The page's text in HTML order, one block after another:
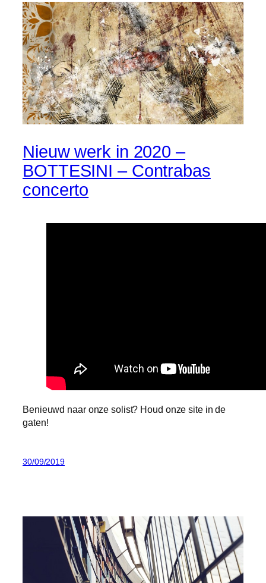
Nieuw werk in 2020 –
BOTTESINI – Contrabas
concerto
Benieuwd naar onze solist? Houd onze site in de
gaten!
30/09/2019